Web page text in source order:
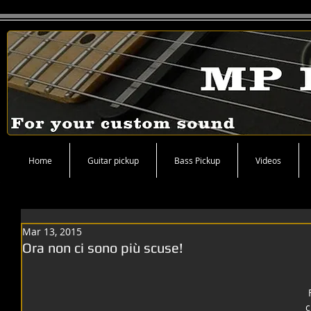
Home Guitar pickup Bass Pickup Videos
Ora non ci sono più scuse!
Mar 13, 2015